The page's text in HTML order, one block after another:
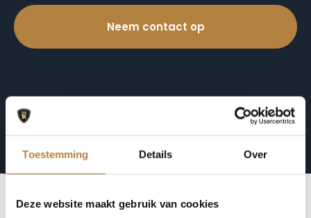
Toestemming Details Over
Deze website maakt gebruik van cookies
Neem contact op